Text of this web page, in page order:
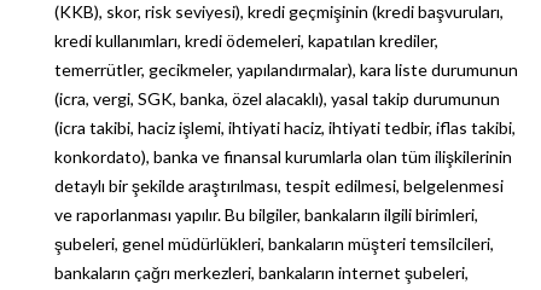
(KKB), skor, risk seviyesi), kredi geçmişinin (kredi başvuruları,
kredi kullanımları, kredi ödemeleri, kapatılan krediler,
temerrütler, gecikmeler, yapılandırmalar), kara liste durumunun
(icra, vergi, SGK, banka, özel alacaklı), yasal takip durumunun
(icra takibi, haciz işlemi, ihtiyati haciz, ihtiyati tedbir, iflas takibi,
konkordato), banka ve finansal kurumlarla olan tüm ilişkilerinin
detaylı bir şekilde araştırılması, tespit edilmesi, belgelenmesi
ve raporlanması yapılır. Bu bilgiler, bankaların ilgili birimleri,
şubeleri, genel müdürlükleri, bankaların müşteri temsilcileri,
bankaların çağrı merkezleri, bankaların internet şubeleri,